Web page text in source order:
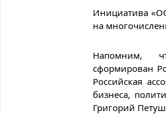
Инициатива
на
Напомним,
сформирован
Российская
бизнеса,
Григорий